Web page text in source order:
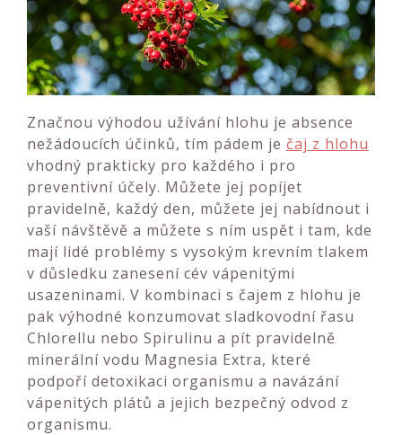
Značnou výhodou užívání hlohu je absence
nežádoucích účinků, tím pádem je čaj z hlohu
vhodný prakticky pro každého i pro
preventivní účely. Můžete jej popíjet
pravidelně, každý den, můžete jej nabídnout i
vaší návštěvě a můžete s ním uspět i tam, kde
mají lidé problémy s vysokým krevním tlakem
v důsledku zanesení cév vápenitými
usazeninami. V kombinaci s čajem z hlohu je
pak výhodné konzumovat sladkovodní řasu
Chlorellu nebo Spirulinu a pít pravidelně
minerální vodu Magnesia Extra, které
podpoří detoxikaci organismu a navázání
vápenitých plátů a jejich bezpečný odvod z
organismu.